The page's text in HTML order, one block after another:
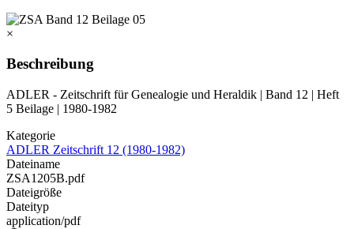
×
Beschreibung
ADLER - Zeitschrift für Genealogie und Heraldik | Band 12 | Heft
5 Beilage | 1980-1982
Kategorie
ADLER Zeitschrift 12 (1980-1982)
Dateiname
ZSA1205B.pdf
Dateigröße
Dateityp
application/pdf